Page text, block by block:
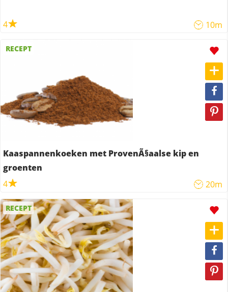
4 10m
RECEPT
Kaaspannenkoeken met ProvenÃ§aalse kip en
groenten
4
20m
RECEPT